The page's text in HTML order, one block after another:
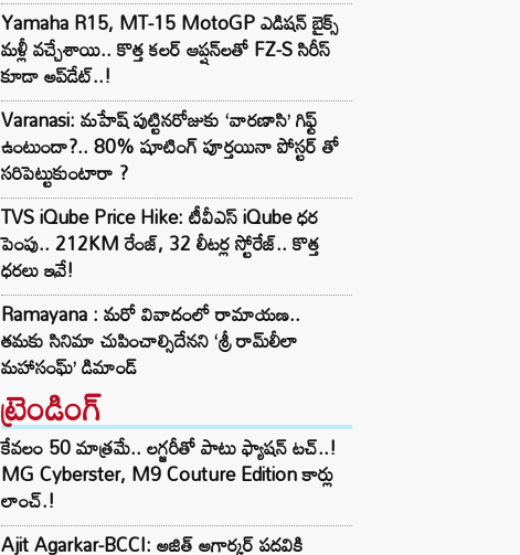
Yamaha R15, MT-15 MotoGP ఎడిషన్ బైక్స్
మళ్లీ వచ్చేశాయి.. కొత్త కలర్ ఆప్షన్‌లతో FZ-S సిరీస్
కూడా అప్‌డేట్..!
Varanasi: మహేష్ పుట్టినరోజుకు ‘వారణాసి’ గిఫ్ట్
ఉంటుందా?.. 80% షూటింగ్ పూర్తయినా పోస్టర్ తో
సరిపెట్టుకుంటారా ?
TVS iQube Price Hike: టీవీఎస్ iQube ధర
పెంపు.. 212KM రేంజ్, 32 లీటర్ల స్టోరేజ్.. కొత్త
ధరలు ఇవే!
Ramayana : మరో వివాదంలో రామాయణ..
తమకు సినిమా చుపించాల్సిదేనని ‘శ్రీ రామ్‌లీలా
మహాసంఘ్‌’ డిమాండ్
ట్రెండింగ్‌
కేవలం 50 మాత్రమే.. లగ్జరీతో పాటు ఫ్యాషన్ టచ్..!
MG Cyberster, M9 Couture Edition కార్లు
లాంచ్.!
Ajit Agarkar-BCCI: అజిత్ అగార్కర్ పదవికి